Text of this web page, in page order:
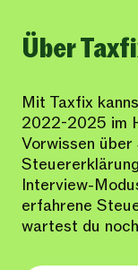
Über
Mit Taxfix
2022-2025 im
Vorwissen
Interview-
erfahrene
wartest du